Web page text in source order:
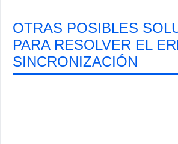
OTRAS POSIBLES
PARA RESOLVER EL
SINCRONIZACIÓN